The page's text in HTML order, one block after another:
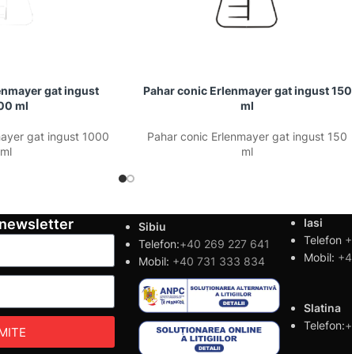
gat ingust
ml
gat ingust 1000
ml
Pahar conic Erlenmayer gat ingust 150
ml
Pahar conic Erlenmayer gat ingust 150
ml
Sibiu
Telefon:+40 269 227 641
Mobil: +40 731 333 834
Iasi
Telefon
Mobil:
Slatina
Telefon: